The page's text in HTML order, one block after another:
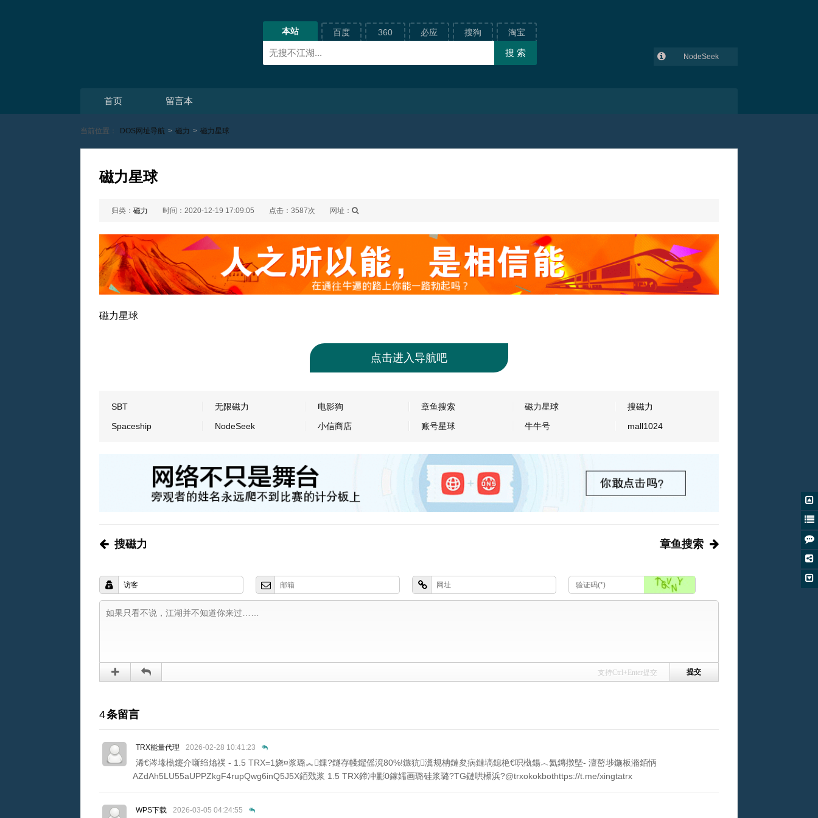
本站 百度 360 必应 搜狗 淘宝
NodeSeek
全球主机交流论坛
首页 留言本
当前位置： DOS网址导航 > 磁力 > 磁力星球
磁力星球
归类： 磁力 时间：2020-12-19 17:09:05 点击：3587次 网址：
磁力星球
点击进入导航吧
SBT 无限磁力 电影狗 章鱼搜索 磁力星球
搜磁力
Spaceship
NodeSeek 小信商店 账号星球 牛牛号 mall1024
搜磁力 章鱼搜索
支持Ctrl+Enter提交
4条留言
TRX能量代理 2026-02-28 10:41:23
浠€涔堟槸鑳介噺绉熻祦 - 1.5 TRX=1娆¤浆璐︽鏁?鐩存帴鑺傜渷80%!鏃犺瀵规柟鏈夋病鏈塙鎴栬€呮槸鍚︿氦鏄撴墍- 澶嶅埗鍦板潃銆怲
AZdAh5LU55aUPPZkgF4rupQwg6inQ5J5X銆戣浆 1.5 TRX鍗冲彲0鎵嬬画璐硅浆璐?TG鏈哄櫒浜?@trxokokbothttps://t.me/xingtatrx
WPS下载 2026-03-05 04:24:55